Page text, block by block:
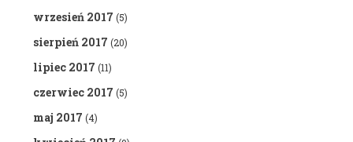
wrzesień 2017 (5)
sierpień 2017 (20)
lipiec 2017 (11)
czerwiec 2017 (5)
maj 2017 (4)